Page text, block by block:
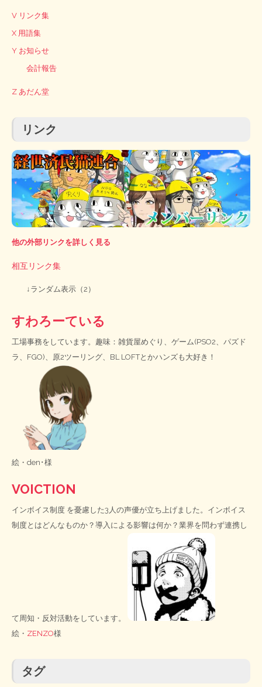
V リンク集
X 用語集
Y お知らせ
会計報告
Z あだん堂
リンク
他の外部リンクを詳しく見る
相互リンク集
↓ランダム表示（2）
すわろーている
工場事務をしています。趣味：雑貨屋めぐり、ゲーム(PSO2、パズド
ラ、FGO)、原2ツーリング、BL LOFTとかハンズも大好き！
絵・ den･様
VOICTION
インボイス制度 を憂慮した3人の声優が立ち上げました。インボイス
制度とはどんなものか？導入による影響は何か？業界を問わず連携し
て周知・反対活動をしています。
絵・ ZENZO様
タグ